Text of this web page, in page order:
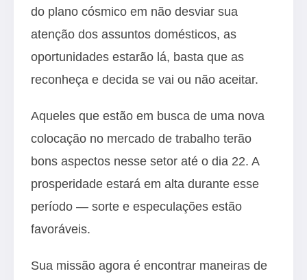
do plano cósmico em não desviar sua
atenção dos assuntos domésticos, as
oportunidades estarão lá, basta que as
reconheça e decida se vai ou não aceitar.
Aqueles que estão em busca de uma nova
colocação no mercado de trabalho terão
bons aspectos nesse setor até o dia 22. A
prosperidade estará em alta durante esse
período — sorte e especulações estão
favoráveis.
Sua missão agora é encontrar maneiras de